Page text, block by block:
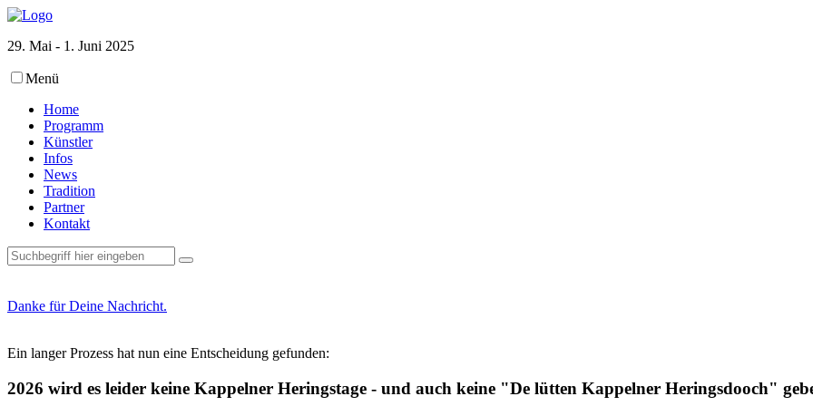
29. Mai - 1. Juni 2025
Menü
Home
Programm
Künstler
Infos
News
Tradition
Partner
Kontakt
Danke für Deine Nachricht.
Ein langer Prozess hat nun eine Entscheidung gefunden:
2026 wird es leider keine Kappelner Heringstage - und auch keine "De lütten Kappelner Heringsdooch"